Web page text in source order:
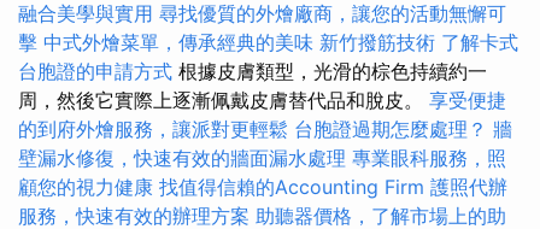
融合美學與實用 尋找優質的外燴廠商，讓您的活動無懈可
擊 中式外燴菜單，傳承經典的美味 新竹撥筋技術 了解卡式
台胞證的申請方式 根據皮膚類型，光滑的棕色持續約一
周，然後它實際上逐漸佩戴皮膚替代品和脫皮。 享受便捷
的到府外燴服務，讓派對更輕鬆 台胞證過期怎麼處理？ 牆
壁漏水修復，快速有效的牆面漏水處理 專業眼科服務，照
顧您的視力健康 找值得信賴的Accounting Firm 護照代辦
服務，快速有效的辦理方案 助聽器價格，了解市場上的助